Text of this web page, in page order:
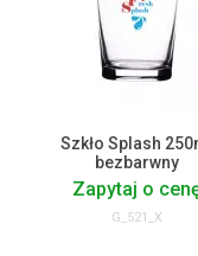
Szkło Splash
bezbarwny
Zapytaj o
G_521_X